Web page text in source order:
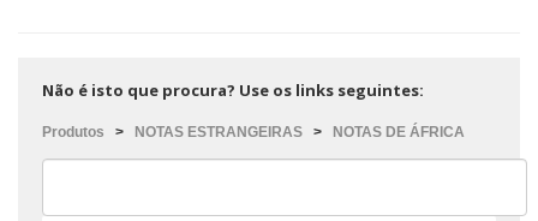
Não é isto que procura? Use os links seguintes:
Produtos > NOTAS ESTRANGEIRAS > NOTAS DE ÁFRICA